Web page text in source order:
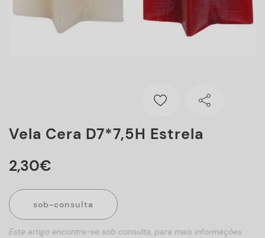
Vela Cera D7*7,5H Estrela
2,30€
sob-consulta
Este artigo encontra-se sob consulta, para mais informações